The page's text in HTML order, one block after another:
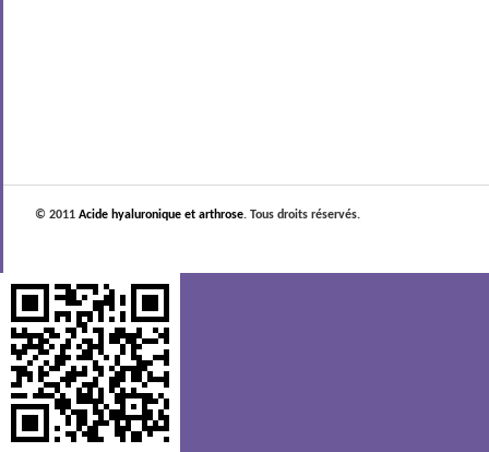
© 2011Acide hyaluronique et arthrose. Tous droits réservés.